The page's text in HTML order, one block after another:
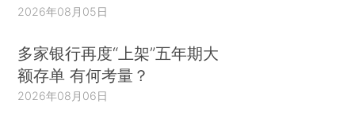
2026年08月05日
多家银行再度“上架”五年期大
额存单 有何考量？
2026年08月06日